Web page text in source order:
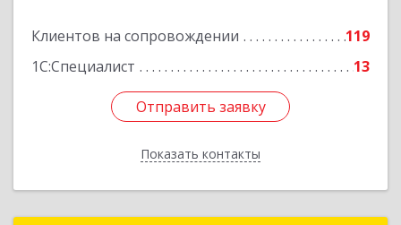
Клиентов на сопровождении
119
1С:Специалист
13
Отправить заявку
Показать контакты
Отправить заявку
Назад